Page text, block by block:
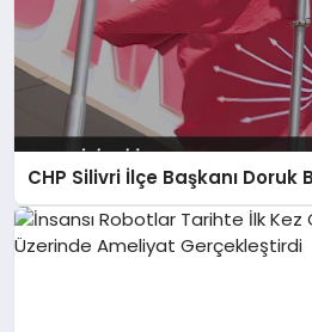
CHP Silivri İlçe Başkanı Doruk